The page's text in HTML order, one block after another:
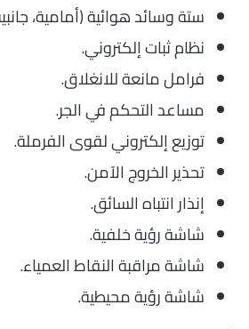
ستة وسائد هوائية (أمامية،
نظام ثبات إلكتروني.
فرامل مانعة للانغلاق.
مساعد التحكم في الجر.
توزيع إلكتروني لقوى الفرملة.
تحذير الخروج الآمن.
إنذار انتباه السائق.
شاشة رؤية خلفية.
شاشة مراقبة النقاط العمياء.
شاشة رؤية محيطية.